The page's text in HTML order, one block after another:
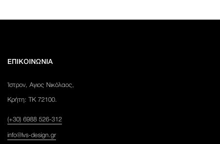
ΕΠΙΚΟΙΝΩΝΙΑ
Ίστρον, Αγιος Νικόλαος,
Κρήτη: ΤΚ 72100.
(+30) 6988 526-312
info@lvs-design.gr